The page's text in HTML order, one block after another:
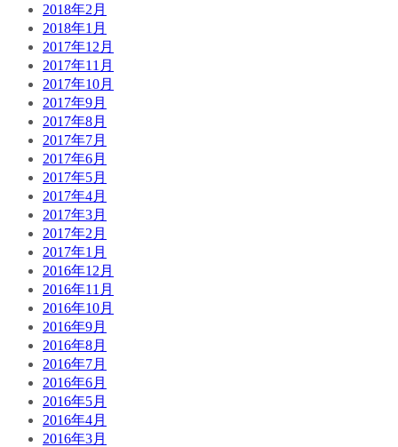
2018年2月
2018年1月
2017年12月
2017年11月
2017年10月
2017年9月
2017年8月
2017年7月
2017年6月
2017年5月
2017年4月
2017年3月
2017年2月
2017年1月
2016年12月
2016年11月
2016年10月
2016年9月
2016年8月
2016年7月
2016年6月
2016年5月
2016年4月
2016年3月